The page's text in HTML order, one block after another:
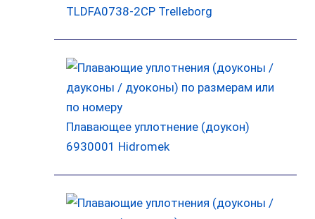
TLDFA0738-2CP Trelleborg
Плавающее уплотнение (доукон)
6930001 Hidromek